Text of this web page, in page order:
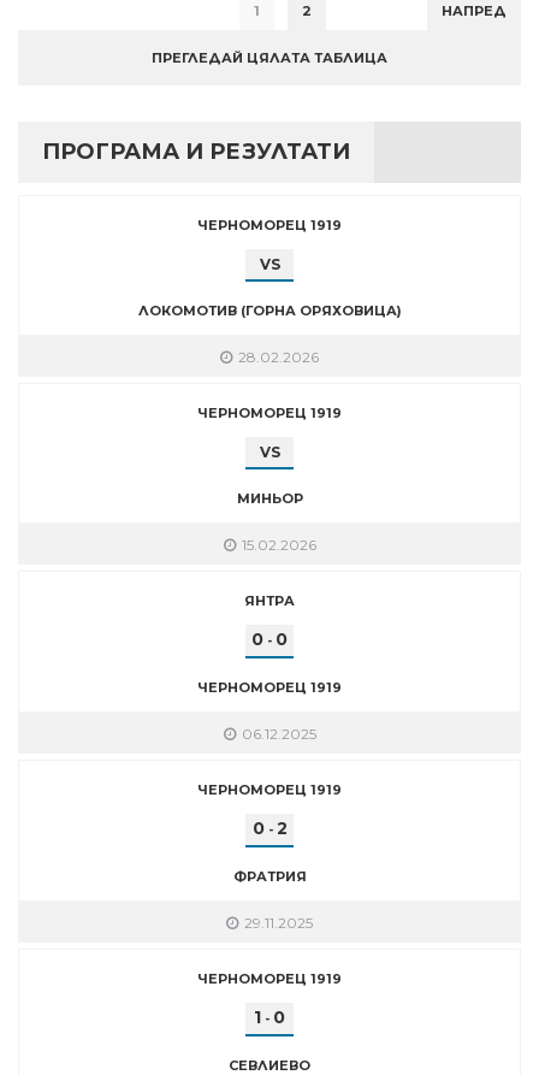
1 2 НАПРЕД
ПРЕГЛЕДАЙ ЦЯЛАТА ТАБЛИЦА
ПРОГРАМА И РЕЗУЛТАТИ
ЧЕРНОМОРЕЦ 1919
VS
ЛОКОМОТИВ (ГОРНА ОРЯХОВИЦА)
28.02.2026
ЧЕРНОМОРЕЦ 1919
VS
МИНЬОР
15.02.2026
ЯНТРА
0 - 0
ЧЕРНОМОРЕЦ 1919
06.12.2025
ЧЕРНОМОРЕЦ 1919
0- 2
ФРАТРИЯ
29.11.2025
ЧЕРНОМОРЕЦ 1919
1 - 0
СЕВЛИЕВО